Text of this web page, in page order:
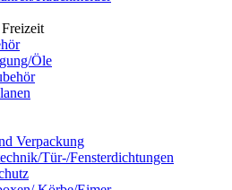
Öle
Verpackung
Tür-/Fensterdichtungen